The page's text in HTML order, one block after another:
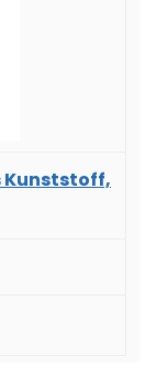
Kunststoff,